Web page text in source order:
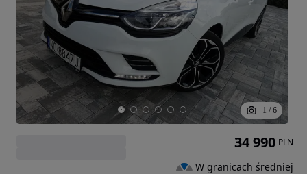
1 / 6
34 990 PLN
W granicach średniej